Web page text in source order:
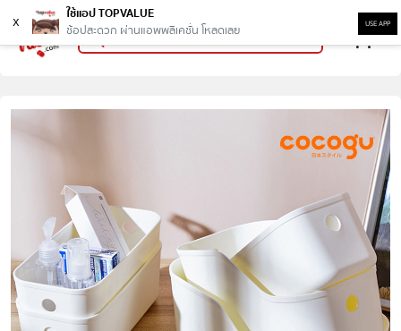
x
ใช้แอป TOPVALUE
ช้อปสะดวก ผ่านแอพพลิเคชั่น โหลดเลย
USE APP